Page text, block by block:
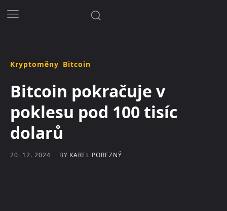
Kryptoměny Bitcoin
Bitcoin pokračuje v
poklesu pod 100 tisíc
dolarů
20. 12. 2024 BY KAREL POREZNÝ